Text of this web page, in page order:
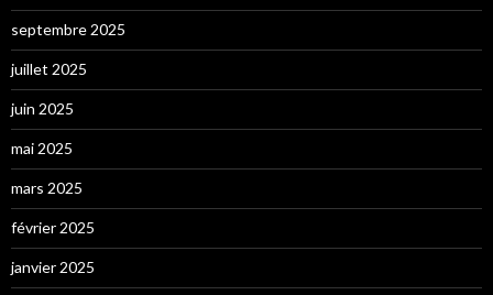
septembre 2025
juillet 2025
juin 2025
mai 2025
mars 2025
février 2025
janvier 2025